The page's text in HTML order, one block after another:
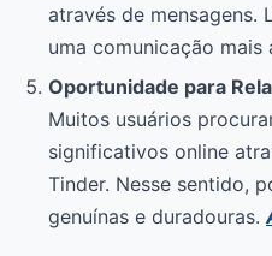
através de mensagens.
uma comunicação
Oportunidade para
Muitos usuários
significativos online
Tinder. Nesse sentido,
genuínas e duradouras.